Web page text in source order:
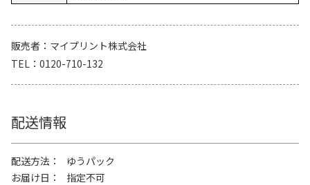
販売者
マイプリント株式会社
TEL
0120-710-132
配送情報
配送方法
ゆうパック
お届け日
指定不可